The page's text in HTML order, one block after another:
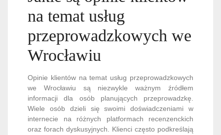
na temat usług
przeprowadzkowych we
Wrocławiu
Opinie klientów na temat usług przeprowadzkowych
we Wrocławiu są niezwykle ważnym źródłem
informacji dla osób planujących przeprowadzkę.
Wiele osób dzieli się swoimi doświadczeniami w
internecie na różnych platformach recenzenckich
oraz forach dyskusyjnych. Klienci często podkreślają